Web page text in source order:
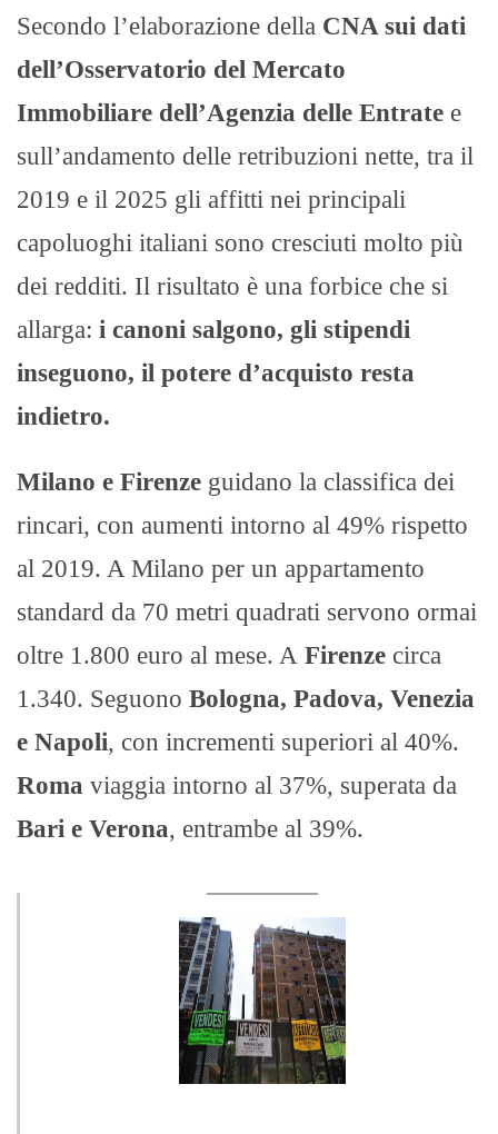
Secondo l’elaborazione della CNA sui dati
dell’Osservatorio del Mercato
Immobiliare dell’Agenzia delle Entrate e
sull’andamento delle retribuzioni nette, tra il
2019 e il 2025 gli affitti nei principali
capoluoghi italiani sono cresciuti molto più
dei redditi. Il risultato è una forbice che si
allarga: i canoni salgono, gli stipendi
inseguono, il potere d’acquisto resta
indietro.
Milano e Firenze guidano la classifica dei
rincari, con aumenti intorno al 49% rispetto
al 2019. A Milano per un appartamento
standard da 70 metri quadrati servono ormai
oltre 1.800 euro al mese. A Firenze circa
1.340. Seguono Bologna, Padova, Venezia
e Napoli, con incrementi superiori al 40%.
Roma viaggia intorno al 37%, superata da
Bari e Verona, entrambe al 39%.